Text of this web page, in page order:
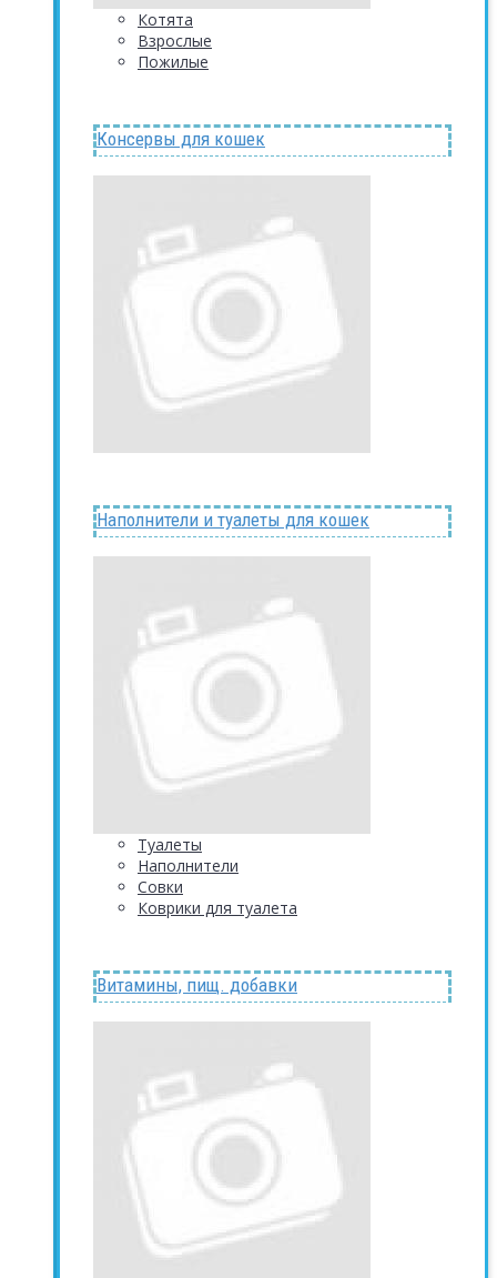
Котята
Взрослые
Пожилые
Консервы для кошек
Наполнители и туалеты для кошек
Туалеты
Наполнители
Совки
Коврики для туалета
Витамины, пищ. добавки